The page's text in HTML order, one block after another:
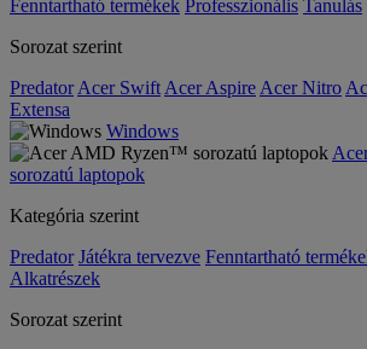
Fenntartható termékek Professzionális Tanulás
Sorozat szerint
Predator Acer Swift Acer Aspire Acer Nitro
Extensa
Windows
sorozatú laptopok
Kategória szerint
Predator Játékra tervezve Fenntartható
Alkatrészek
Sorozat szerint